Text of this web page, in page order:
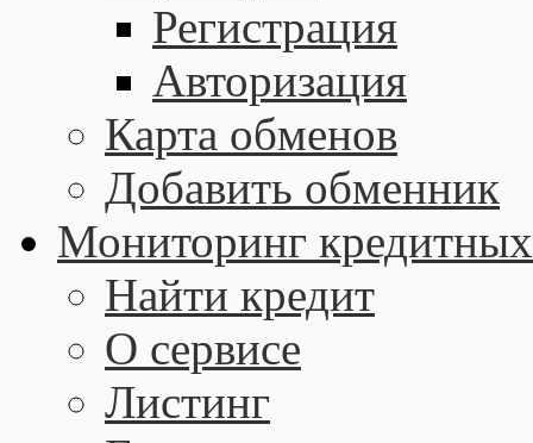
Регистрация
Авторизация
Карта обменов
Добавить обменник
Мониторинг кредитных
Найти кредит
О сервисе
Листинг